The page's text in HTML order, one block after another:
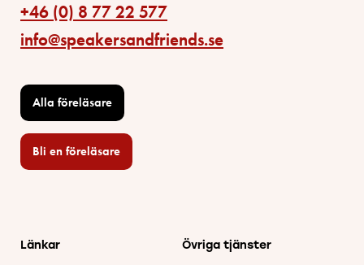
+46 (0) 8 77 22 577
info@speakersandfriends.se
Alla föreläsare
Bli en föreläsare​
Länkar Övriga tjänster